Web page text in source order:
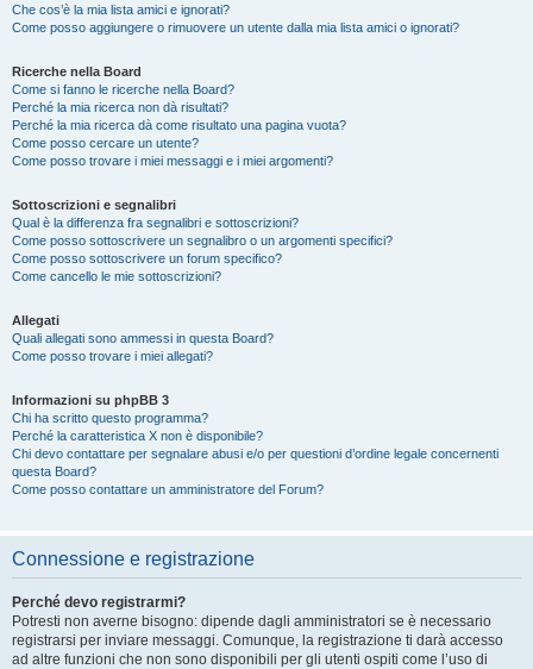
Che cos’è la mia lista amici e ignorati?
Come posso aggiungere o rimuovere un utente dalla mia lista amici o ignorati?
Ricerche nella Board
Come si fanno le ricerche nella Board?
Perché la mia ricerca non dà risultati?
Perché la mia ricerca dà come risultato una pagina vuota?
Come posso cercare un utente?
Come posso trovare i miei messaggi e i miei argomenti?
Sottoscrizioni e segnalibri
Qual è la differenza fra segnalibri e sottoscrizioni?
Come posso sottoscrivere un segnalibro o un argomenti specifici?
Come posso sottoscrivere un forum specifico?
Come cancello le mie sottoscrizioni?
Allegati
Quali allegati sono ammessi in questa Board?
Come posso trovare i miei allegati?
Informazioni su phpBB 3
Chi ha scritto questo programma?
Perché la caratteristica X non è disponibile?
Chi devo contattare per segnalare abusi e/o per questioni d’ordine legale concernenti
questa Board?
Come posso contattare un amministratore del Forum?
Connessione e registrazione
Perché devo registrarmi?
Potresti non averne bisogno: dipende dagli amministratori se è necessario
registrarsi per inviare messaggi. Comunque, la registrazione ti darà accesso
ad altre funzioni che non sono disponibili per gli utenti ospiti come l’uso di